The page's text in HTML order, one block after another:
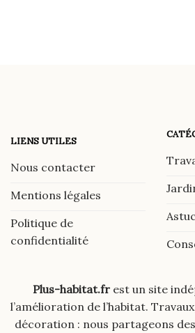
LIENS UTILES
Nous contacter
Mentions légales
Politique de
confidentialité
Plus-habitat.frest un site
l’amélioration de l’habitat.
décoration : nous partageons